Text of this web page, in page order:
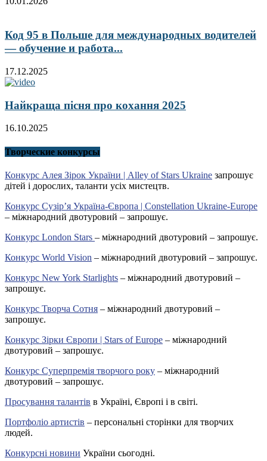
Код 95 в Польше для международных водителей
— обучение и работа...
17.12.2025
Найкраща пісня про кохання 2025
16.10.2025
Творческие конкурсы
Конкурс Алея Зірок України | Alley of Stars Ukraine запрошує
дітей і дорослих, таланти усіх мистецтв.
Конкурс Сузір’я Україна-Європа | Constellation Ukraine-Europe
– міжнародний двотуровий – запрошує.
Конкурс London Stars – міжнародний двотуровий – запрошує.
Конкурс World Vision – міжнародний двотуровий – запрошує.
Конкурс New York Starlights – міжнародний двотуровий –
запрошує.
Конкурс Творча Сотня – міжнародний двотуровий –
запрошує.
Конкурс Зірки Європи | Stars of Europe – міжнародний
двотуровий – запрошує.
Конкурс Суперпремія творчого року – міжнародний
двотуровий – запрошує.
Просування талантів в Україні, Європі і в світі.
Портфоліо артистів – персональні сторінки для творчих
людей.
Конкурсні новини України сьогодні.